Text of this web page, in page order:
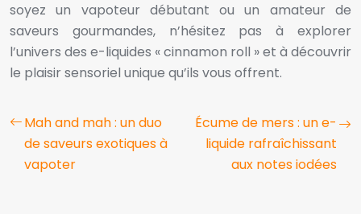
soyez un vapoteur débutant ou un amateur de
saveurs gourmandes, n’hésitez pas à explorer
l’univers des e-liquides « cinnamon roll » et à découvrir
le plaisir sensoriel unique qu’ils vous offrent.
Mah and mah : un duo
de saveurs exotiques à
vapoter
Écume de mers : un e-
liquide rafraîchissant
aux notes iodées